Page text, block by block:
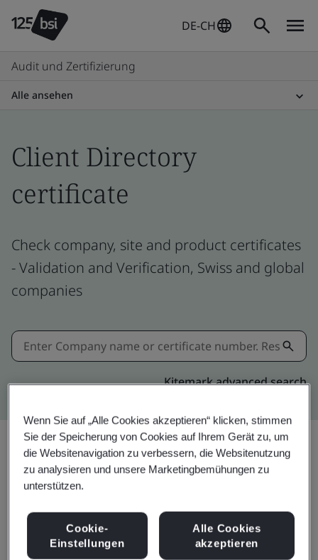
DE-CH
Audit und Zertifizierung
Alle ansehen
Client Directory
certificate
Check company, site and product certificates
- Validation and Verification, Swiss and global
companies
Kitemark advanced search
Teilen: Download
ISO 14001:2015
Wenn Sie auf „Alle Cookies akzeptieren“ klicken, stimmen
Sie der Speicherung von Cookies auf Ihrem Gerät zu, um
die Websitenavigation zu verbessern, die Websitenutzung
zu analysieren und unsere Marketingbemühungen zu
unterstützen.
Cookie-
Einstellungen
Alle Cookies
akzeptieren